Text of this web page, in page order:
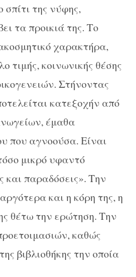
της νύφης,
τα προικιά της. Το
χαρακτήρα,
τιμής, κοινωνικής θέσης
Στήνοντας
κατεξοχήν από
έμαθα
που αγνοούσα. Είναι
μικρό υφαντό
και παραδόσεις». Την
και η κόρη της, η
θέτω την ερώτηση. Την
καθώς
βιβλιοθήκης την οποία